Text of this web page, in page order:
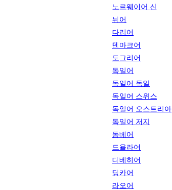
노르웨이어 신
뉘어
다리어
덴마크어
도그리어
독일어
독일어 독일
독일어 스위스
독일어 오스트리아
독일어 저지
돔베어
드율라어
디베히어
딩카어
라오어